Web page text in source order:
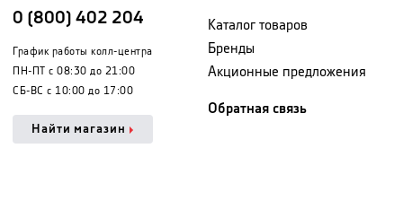
0 (800) 402 204
График работы колл-центра
ПН-ПТ с 08:30 до 21:00
СБ-ВС с 10:00 до 17:00
Найти магазин
Каталог товаров
Бренды
Акционные предложения
Обратная связь